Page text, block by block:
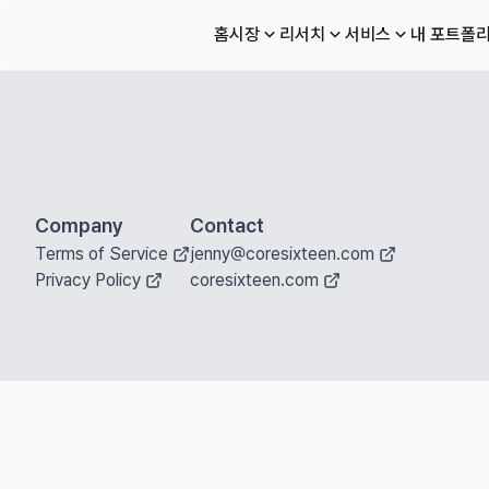
홈시장 리서치 서비스 내 포트폴
Company
Terms of Service
Privacy Policy
Contact
jenny@coresixteen.com
coresixteen.com